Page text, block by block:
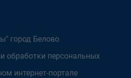
город Белово
обработки персональных
интернет-портале